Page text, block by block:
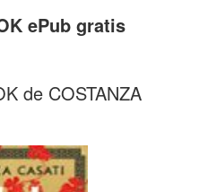
ePub gratis
de COSTANZA